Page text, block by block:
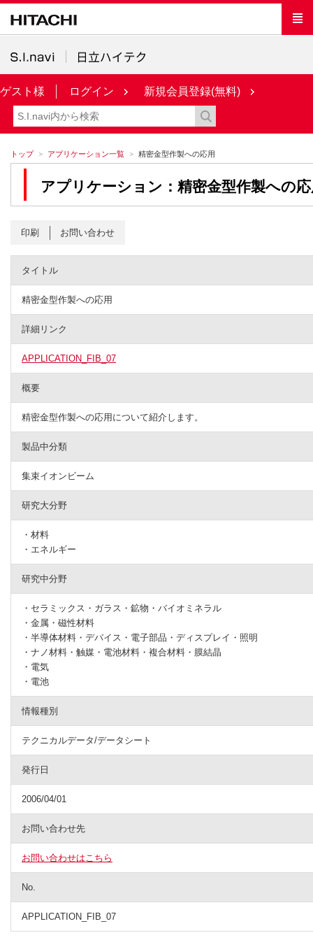
ゲスト様 ログイン 新規会員登録(無料)
トップ アプリケーション一覧 精密金型作製への応用
アプリケーション：精密金型作製への
印刷 お問い合わせ
タイトル
精密金型作製への応用
詳細リンク
APPLICATION_FIB_07
概要
精密金型作製への応用について紹介します。
製品中分類
集束イオンビーム
研究大分野
・材料
・エネルギー
研究中分野
・セラミックス・ガラス・鉱物・バイオミネラル
・金属・磁性材料
・半導体材料・デバイス・電子部品・ディスプレイ・照明
・ナノ材料・触媒・電池材料・複合材料・膜結晶
・電気
・電池
情報種別
テクニカルデータ/データシート
発行日
2006/04/01
お問い合わせ先
お問い合わせはこちら
No.
APPLICATION_FIB_07